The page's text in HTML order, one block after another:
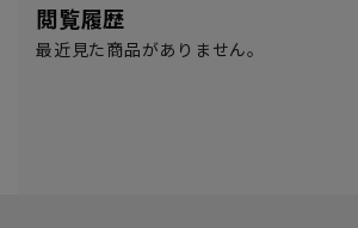
閲覧履歴
最近見た商品がありません。